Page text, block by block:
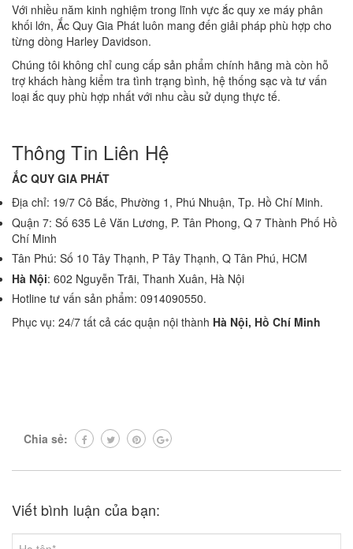
Với nhiều năm kinh nghiệm trong lĩnh vực ắc quy xe máy phân
khối lớn, Ắc Quy Gia Phát luôn mang đến giải pháp phù hợp cho
từng dòng Harley Davidson.
Chúng tôi không chỉ cung cấp sản phẩm chính hãng mà còn hỗ
trợ khách hàng kiểm tra tình trạng bình, hệ thống sạc và tư vấn
loại ắc quy phù hợp nhất với nhu cầu sử dụng thực tế.
Thông Tin Liên Hệ
ẮC QUY GIA PHÁT
Địa chỉ: 19/7 Cô Bắc, Phường 1, Phú Nhuận, Tp. Hồ Chí Minh.
Quận 7: Số 635 Lê Văn Lương, P. Tân Phong, Q 7 Thành Phố Hồ
Chí Minh
Tân Phú: Số 10 Tây Thạnh, P Tây Thạnh, Q Tân Phú, HCM
Hà Nội: 602 Nguyễn Trãi, Thanh Xuân, Hà Nội
Hotline tư vấn sản phẩm: 0914090550.
Phục vụ: 24/7 tất cả các quận nội thành Hà Nội, Hồ Chí Minh
Chia sẻ:
Viết bình luận của bạn: